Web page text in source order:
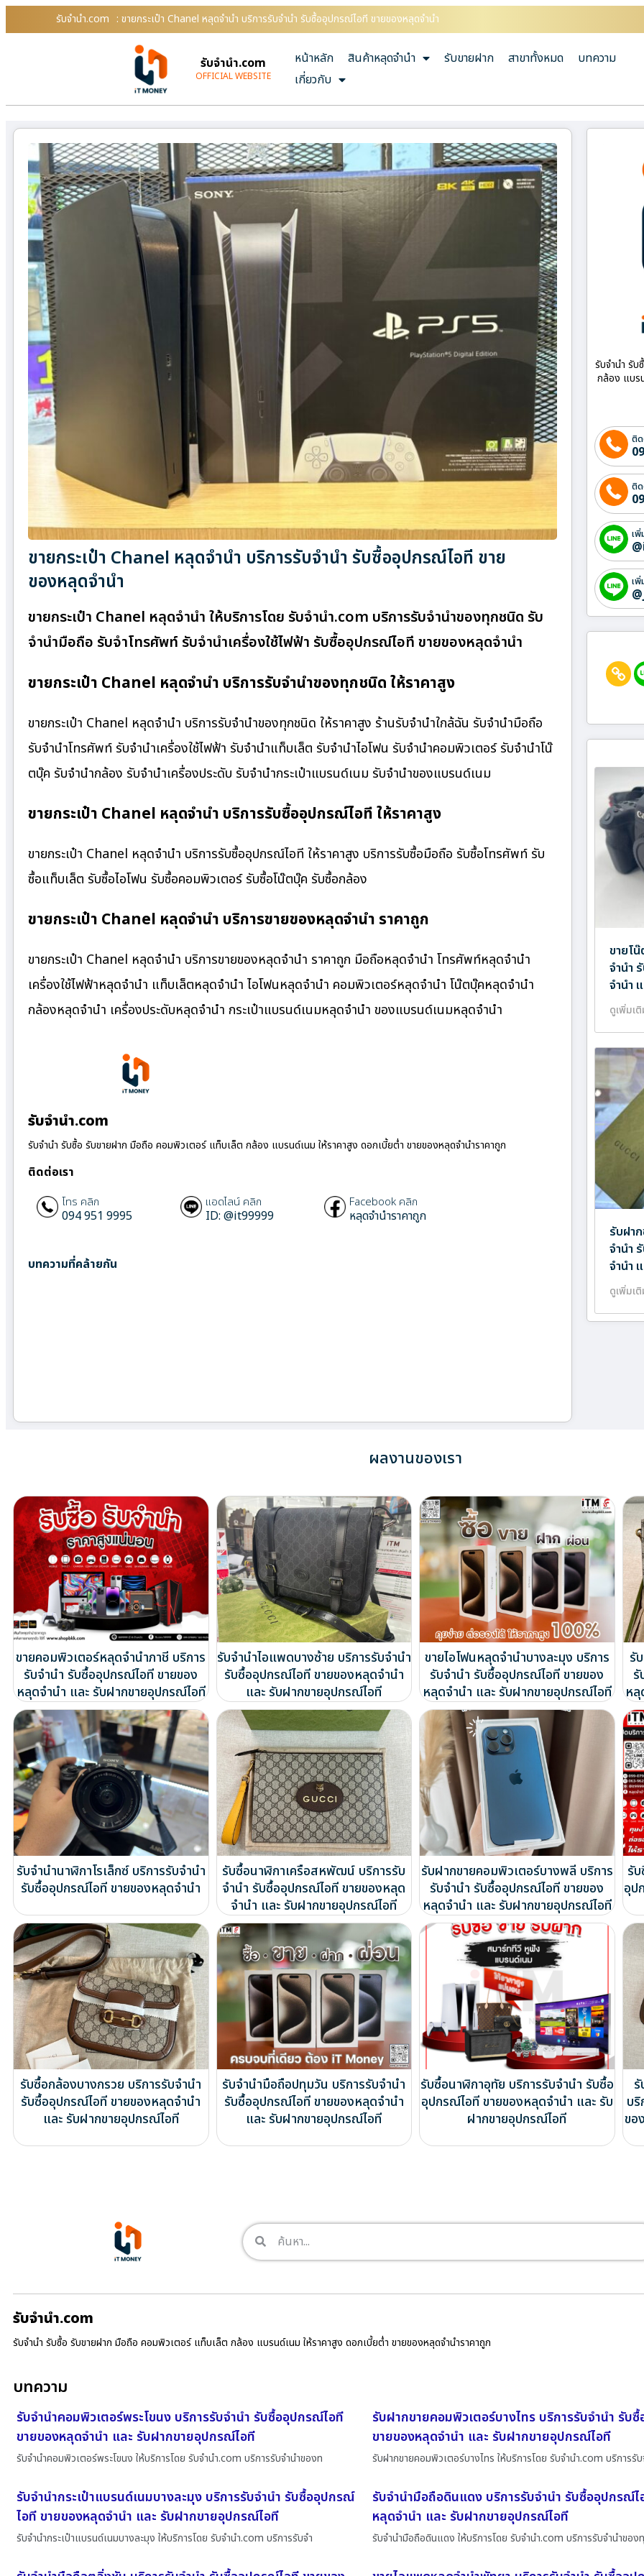
รับจํานํา.com : ขายกระเป๋า Chanel หลุดจำนำ บริการรับจำนำ รับซื้ออุปกรณ์ไอที ขายของหลุดจำนำ
รับจํานํา.com
OFFICIAL WEBSITE
หน้าหลัก สินค้าหลุดจำนำ รับขายฝาก สาขาทั้งหมด
บทความ
เกี่ยวกับ
ขายกระเป๋า Chanel หลุดจำนำ บริการรับจำนำ รับซื้ออุปกรณ์ไอที ขาย
ของหลุดจำนำ
ขายกระเป๋า Chanel หลุดจำนำ ให้บริการโดย รับจํานํา.com บริการรับจำนำของทุกชนิด รับ
จำนำมือถือ รับจำโทรศัพท์ รับจำนำเครื่องใช้ไฟฟ้า รับซื้ออุปกรณ์ไอที ขายของหลุดจำนำ
ขายกระเป๋า Chanel หลุดจำนำ บริการรับจำนำของทุกชนิด ให้ราคาสูง
ขายกระเป๋า Chanel หลุดจำนำ บริการรับจำนำของทุกชนิด ให้ราคาสูง ร้านรับจํานําใกล้ฉัน รับจำนำมือถือ
รับจำนำโทรศัพท์ รับจำนำเครื่องใช้ไฟฟ้า รับจำนำแท็บเล็ต รับจำนำไอโฟน รับจำนำคอมพิวเตอร์ รับจำนำโน๊
ตบุ๊ค รับจำนำกล้อง รับจำนำเครื่องประดับ รับจำนำกระเป๋าแบรนด์เนม รับจำนำของแบรนด์เนม
ขายกระเป๋า Chanel หลุดจำนำ บริการรับซื้ออุปกรณ์ไอที ให้ราคาสูง
ขายกระเป๋า Chanel หลุดจำนำ บริการรับซื้ออุปกรณ์ไอที ให้ราคาสูง บริการรับซื้อมือถือ รับซื้อโทรศัพท์ รับ
ซื้อแท็บเล็ต รับซื้อไอโฟน รับซื้อคอมพิวเตอร์ รับซื้อโน๊ตบุ๊ค รับซื้อกล้อง
ขายกระเป๋า Chanel หลุดจำนำ บริการขายของหลุดจำนำ ราคาถูก
ขายกระเป๋า Chanel หลุดจำนำ บริการขายของหลุดจำนำ ราคาถูก มือถือหลุดจำนำ โทรศัพท์หลุดจำนำ
เครื่องใช้ไฟฟ้าหลุดจำนำ แท็บเล็ตหลุดจำนำ ไอโฟนหลุดจำนำ คอมพิวเตอร์หลุดจำนำ โน๊ตบุ๊คหลุดจำนำ
กล้องหลุดจำนำ เครื่องประดับหลุดจำนำ กระเป๋าแบรนด์เนมหลุดจำนำ ของแบรนด์เนมหลุดจำนำ
รับจํานํา.com
รับจำนำ รับซื้อ รับขายฝาก มือถือ คอมพิวเตอร์ แท็บเล็ต กล้อง แบรนด์เนม ให้ราคาสูง ดอกเบี้ยต่ำ ขายของหลุดจำนำราคาถูก
ติดต่อเรา
โทร คลิก
094 951 9995
แอดไลน์ คลิก
ID: @it99999
Facebook คลิก
หลุดจำนำราคาถูก
บทความที่คล้ายกัน
รับจำนำ รั
กล้อง แบร
ติ
ติ
เ
เ
ขายโ
จำนำ
จำนำ
ดูเพิ่มเ
รับฝา
จำนำ
จำนำ
ดูเพิ่มเ
ผลงานของเรา
ขายคอมพิวเตอร์หลุดจำนำภาชี บริการ
รับจำนำ รับซื้ออุปกรณ์ไอที ขายของ
หลุดจำนำ และ รับฝากขายอุปกรณ์ไอที
รับจำนำไอแพดบางซ้าย บริการรับจำนำ
รับซื้ออุปกรณ์ไอที ขายของหลุดจำนำ
และ รับฝากขายอุปกรณ์ไอที
ขายไอโฟนหลุดจำนำบางละมุง บริการ
รับจำนำ รับซื้ออุปกรณ์ไอที ขายของ
หลุดจำนำ และ รับฝากขายอุปกรณ์ไอที
รั
หลุ
รับจำนำนาฬิกาโรเล็กซ์ บริการรับจำนำ
รับซื้ออุปกรณ์ไอที ขายของหลุดจำนำ
รับซื้อนาฬิกาเครือสหพัฒน์ บริการรับ
จำนำ รับซื้ออุปกรณ์ไอที ขายของหลุด
จำนำ และ รับฝากขายอุปกรณ์ไอที
รับฝากขายคอมพิวเตอร์บางพลี บริการ
รับจำนำ รับซื้ออุปกรณ์ไอที ขายของ
หลุดจำนำ และ รับฝากขายอุปกรณ์ไอที
รั
อุป
รับซื้อกล้องบางกรวย บริการรับจำนำ
รับซื้ออุปกรณ์ไอที ขายของหลุดจำนำ
และ รับฝากขายอุปกรณ์ไอที
รับจำนำมือถือปทุมวัน บริการรับจำนำ
รับซื้ออุปกรณ์ไอที ขายของหลุดจำนำ
และ รับฝากขายอุปกรณ์ไอที
รับซื้อนาฬิกาอุทัย บริการรับจำนำ รับซื้อ
อุปกรณ์ไอที ขายของหลุดจำนำ และ รับ
ฝากขายอุปกรณ์ไอที
บ
ขอ
รับจํานํา.com
รับจำนำ รับซื้อ รับขายฝาก มือถือ คอมพิวเตอร์ แท็บเล็ต กล้อง แบรนด์เนม ให้ราคาสูง ดอกเบี้ยต่ำ ขายของหลุดจำนำราคาถูก
บทความ
รับจำนำคอมพิวเตอร์พระโขนง บริการรับจำนำ รับซื้ออุปกรณ์ไอที
ขายของหลุดจำนำ และ รับฝากขายอุปกรณ์ไอที
รับจำนำคอมพิวเตอร์พระโขนง ให้บริการโดย รับจํานํา.com บริการรับจำนำของท
รับฝากขายคอมพิวเตอร์บางไทร บริการรับจำนำ รับ
ขายของหลุดจำนำ และ รับฝากขายอุปกรณ์ไอที
รับฝากขายคอมพิวเตอร์บางไทร ให้บริการโดย รับจํานํา.com บริการรั
รับจำนำกระเป๋าแบรนด์เนมบางละมุง บริการรับจำนำ รับซื้ออุปกรณ์
ไอที ขายของหลุดจำนำ และ รับฝากขายอุปกรณ์ไอที
รับจำนำกระเป๋าแบรนด์เนมบางละมุง ให้บริการโดย รับจํานํา.com บริการรับจำ
รับจำนำมือถือดินแดง บริการรับจำนำ รับซื้ออุปกรณ์
หลุดจำนำ และ รับฝากขายอุปกรณ์ไอที
รับจำนำมือถือดินแดง ให้บริการโดย รับจํานํา.com บริการรับจำนำของ